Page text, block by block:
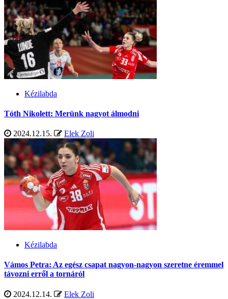
Kézilabda
Tóth Nikolett: Merünk nagyot álmodni
2024.12.15. Elek Zoli
Kézilabda
Vámos Petra: Az egész csapat nagyon-nagyon szeretne éremmel
távozni erről a tornáról
2024.12.14. Elek Zoli